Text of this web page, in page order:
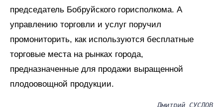
председатель Бобруйского горисполкома. А
управлению торговли и услуг поручил
промониторить, как используются бесплатные
торговые места на рынках города,
предназначенные для продажи выращенной
плодоовощной продукции.
Дмитрий СУСЛОВ